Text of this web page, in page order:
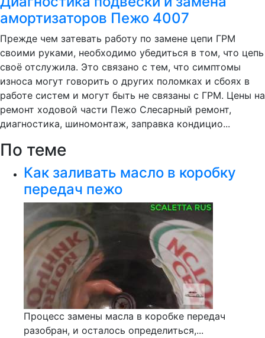
амортизаторов Пежо 4007
Прежде чем затевать работу по замене цепи ГРМ
своими руками, необходимо убедиться в том, что цепь
своё отслужила. Это связано с тем, что симптомы
износа могут говорить о других поломках и сбоях в
работе систем и могут быть не связаны с ГРМ. Цены на
ремонт ходовой части Пежо Слесарный ремонт,
диагностика, шиномонтаж, заправка кондицио...
По теме
Как заливать масло в коробку
передач пежо
Процесс замены масла в коробке передач
разобран, и осталось определиться,...